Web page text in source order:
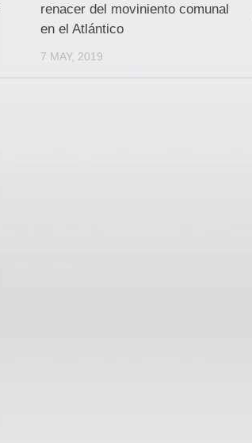
renacer del moviniento comunal
en el Atlántico
7 MAY, 2019